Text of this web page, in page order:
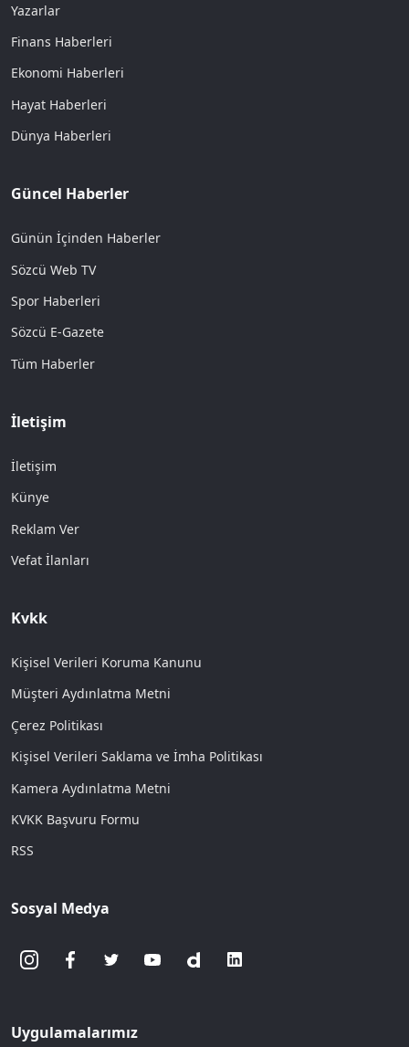
Yazarlar
Finans Haberleri
Ekonomi Haberleri
Hayat Haberleri
Dünya Haberleri
Güncel Haberler
Günün İçinden Haberler
Sözcü Web TV
Spor Haberleri
Sözcü E-Gazete
Tüm Haberler
İletişim
İletişim
Künye
Reklam Ver
Vefat İlanları
Kvkk
Kişisel Verileri Koruma Kanunu
Müşteri Aydınlatma Metni
Çerez Politikası
Kişisel Verileri Saklama ve İmha Politikası
Kamera Aydınlatma Metni
KVKK Başvuru Formu
RSS
Sosyal Medya
Uygulamalarımız